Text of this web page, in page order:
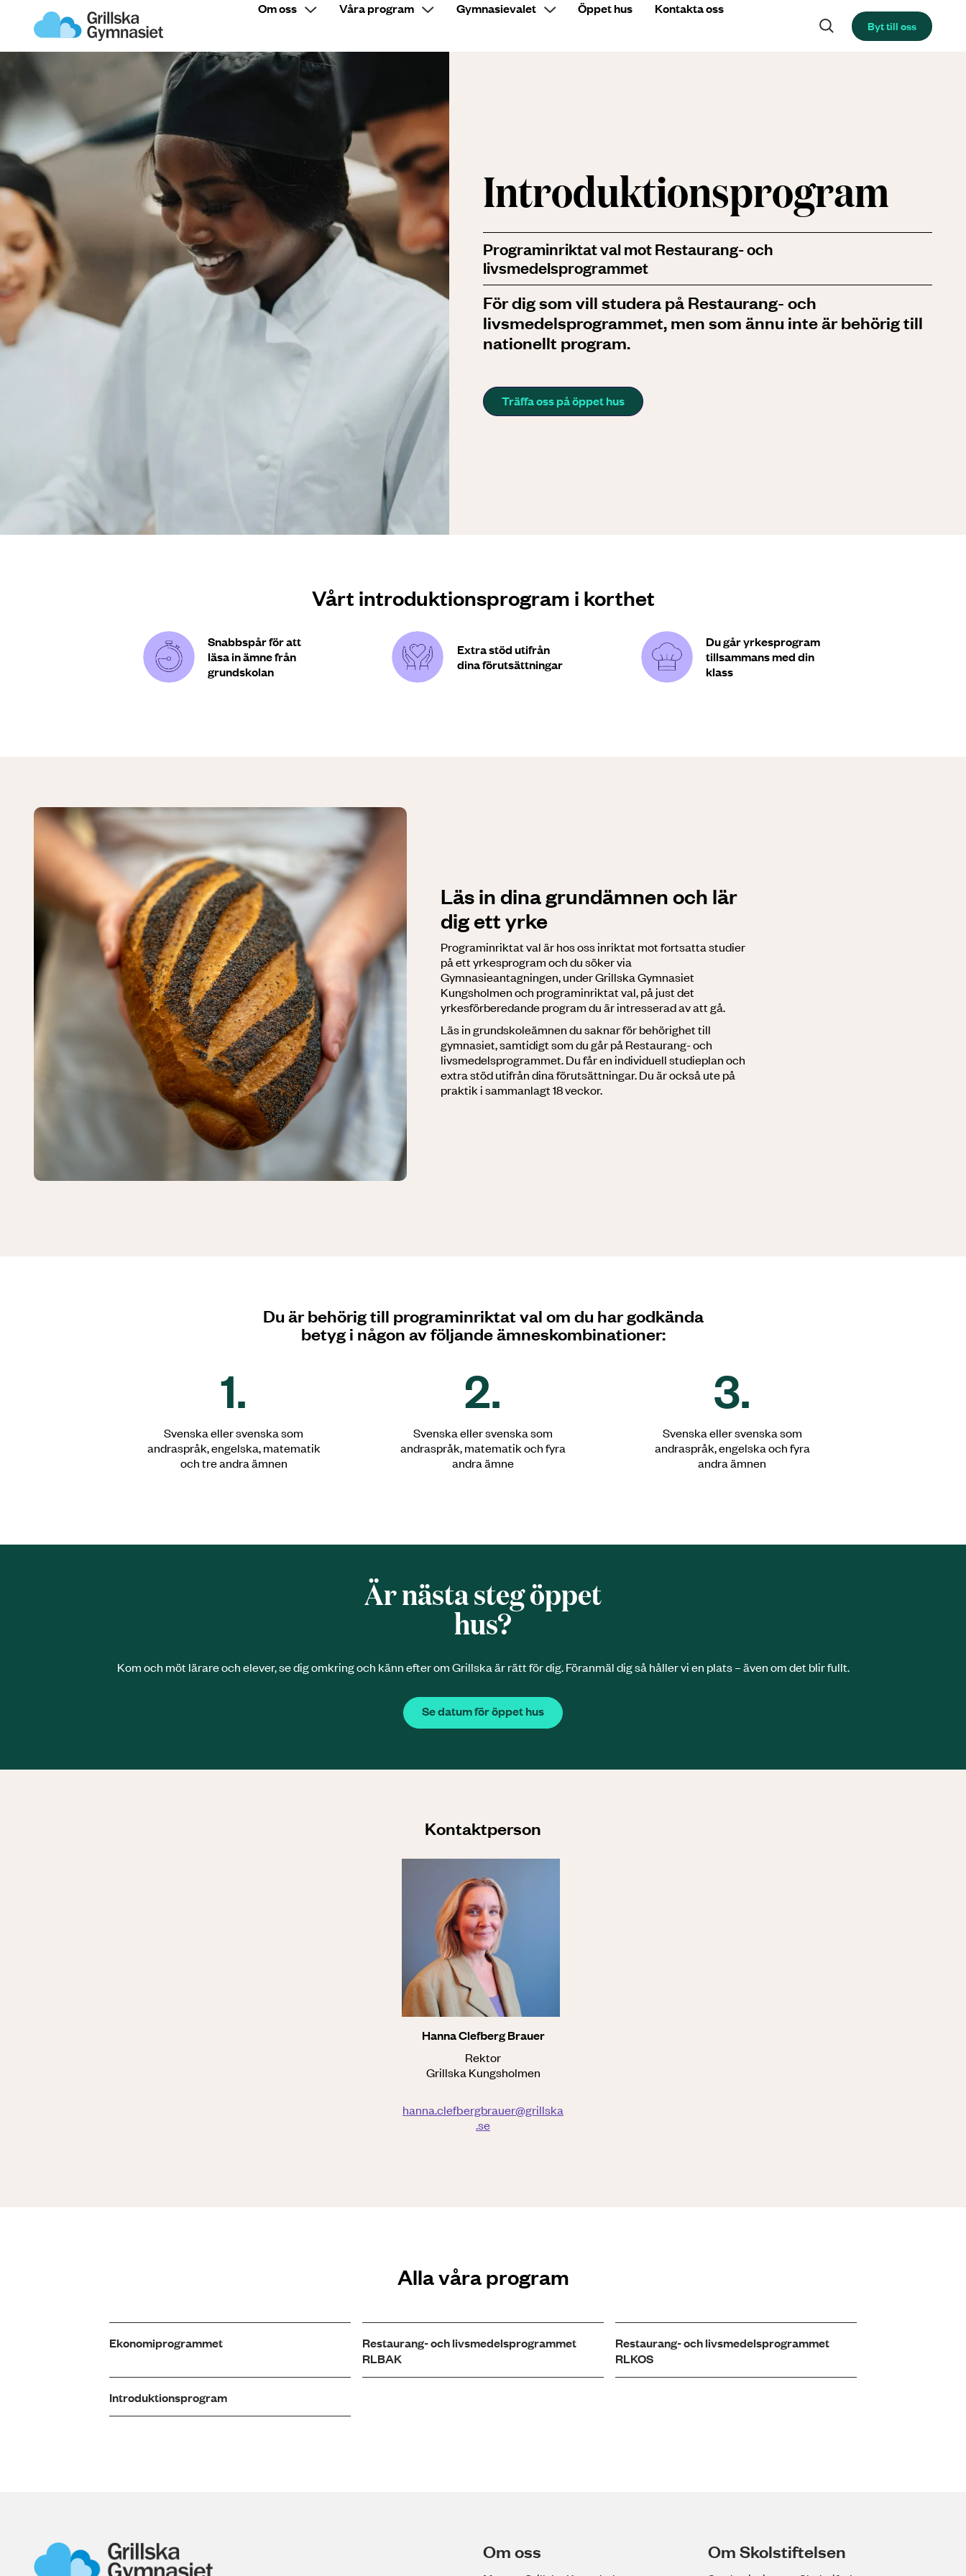
Om oss Våra program Gymnasievalet Öppet hus Kontakta oss
Byt till oss
Introduktions­program
Programinriktat val mot Restaurang- och
livsmedelsprogrammet
För dig som vill studera på Restaurang- och
livsmedelsprogrammet, men som ännu inte är behörig till
nationellt program.
Träffa oss på öppet hus
Vårt introduktions­program i korthet
Snabbspår för att
läsa in ämne från
grundskolan
Extra stöd utifrån
dina förutsättningar
Du går yrkesprogram
tillsammans med din
klass
Läs in dina grundämnen och lär
dig ett yrke
Programinriktat val är hos oss inriktat mot fortsatta studier
på ett yrkesprogram och du söker via
Gymnasieantagningen, under Grillska Gymnasiet
Kungsholmen och programinriktat val, på just det
yrkesförberedande program du är intresserad av att gå.
Läs in grundskoleämnen du saknar för behörighet till
gymnasiet, samtidigt som du går på Restaurang- och
livsmedelsprogrammet. Du får en individuell studieplan och
extra stöd utifrån dina förutsättningar. Du är också ute på
praktik i sammanlagt 18 veckor.
Du är behörig till programinriktat val om du har godkända
betyg i någon av följande ämneskombinationer:
1.
Svenska eller svenska som
andraspråk, engelska, matematik
och tre andra ämnen
2.
Svenska eller svenska som
andraspråk, matematik och fyra
andra ämne
3.
Svenska eller svenska som
andraspråk, engelska och fyra
andra ämnen
Är nästa steg öppet
hus?
Kom och möt lärare och elever, se dig omkring och känn efter om Grillska är rätt för dig. Föranmäl dig så håller vi en plats – även om det blir fullt.
Se datum för öppet hus
Kontaktperson
Hanna Clefberg Brauer
Rektor
Grillska Kungsholmen
hanna.clefbergbrauer@grillska
.se
Alla våra program
Ekonomi­programmet
Restaurang- och livsmedelsprogrammet
RLBAK
Restaurang- och livsmedelsprogrammet
RLKOS
Introduktions­program
Om oss Om Skolstiftelsen